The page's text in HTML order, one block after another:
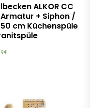
ALKOR CC
+ Siphon /
cm Küchenspüle
€